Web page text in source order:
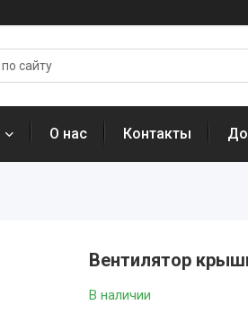
О нас Контакты
Вентилятор
В наличии